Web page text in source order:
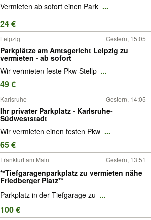
Vermieten ab sofort einen Park ...
24 €
Leipzig Gestern, 15:05
Parkplätze am Amtsgericht Leipzig zu
vermieten - ab sofort
Wir vermieten feste Pkw-Stellp ...
49 €
Karlsruhe Gestern, 14:05
Ihr privater Parkplatz - Karlsruhe-
Südweststadt
Wir vermieten einen festen Pkw ...
65 €
Frankfurt am Main Gestern, 13:51
**Tiefgaragenparkplatz zu vermieten nähe
Friedberger Platz**
Parkplatz in der Tiefgarage zu ...
100 €